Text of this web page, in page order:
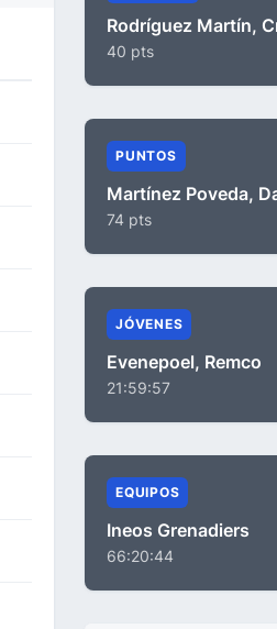
Rodríguez Martín,
40 pts
PUNTOS
Martínez Poveda,
74 pts
JÓVENES
Evenepoel, Remco
21:59:57
EQUIPOS
Ineos Grenadiers
66:20:44